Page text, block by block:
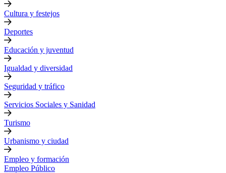
Cultura y festejos
Deportes
Educación y juventud
Igualdad y diversidad
Seguridad y tráfico
Servicios Sociales y Sanidad
Turismo
Urbanismo y ciudad
Empleo y formación
Empleo Público